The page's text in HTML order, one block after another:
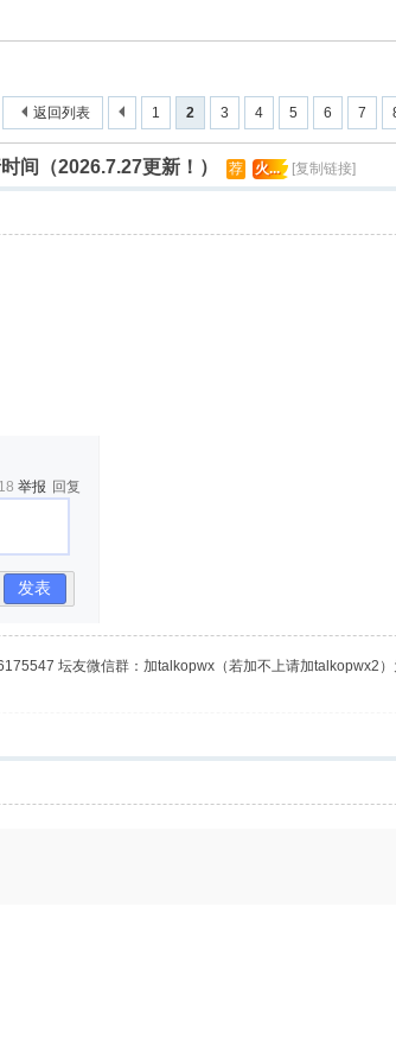
1 2 3 4 5 6 7
返回列表
间（2026.7.27更新！） 荐 火... [复制链接]
举报 回复
发表
坛友微信群：加talkopwx（若加不上请加talkopwx2